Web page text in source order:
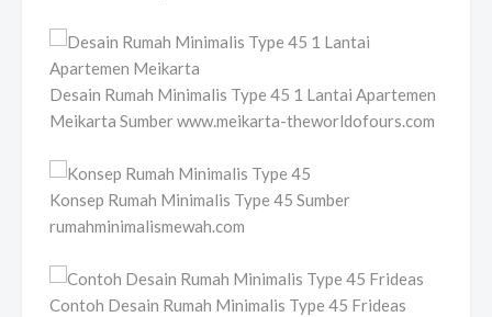
Desain Rumah Minimalis Type 45 1 Lantai Apartemen
Meikarta Sumber www.meikarta-theworldofours.com
Konsep Rumah Minimalis Type 45 Sumber
rumahminimalismewah.com
Contoh Desain Rumah Minimalis Type 45 Frideas